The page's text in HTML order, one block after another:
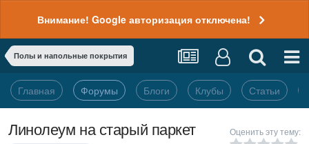
Внимание! Google авторизация отключена!
Полы и напольные покрытия
Главная Форумы Блоги Клубы Статьи
Линолеум на старый паркет Оценить эту тему: